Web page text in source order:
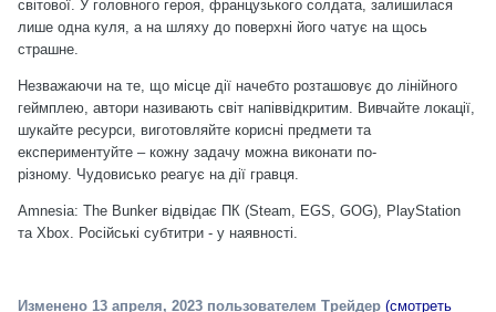
світової. У головного героя, французького солдата, залишилася
лише одна куля, а на шляху до поверхні його чатує на щось
страшне.
Незважаючи на те, що місце дії начебто розташовує до лінійного
геймплею, автори називають світ напіввідкритим. Вивчайте локації,
шукайте ресурси, виготовляйте корисні предмети та
експериментуйте – кожну задачу можна виконати по-
різному. Чудовисько реагує на дії гравця.
Amnesia: The Bunker відвідає ПК (Steam EGS GOG), PlayStation
та Xbox. Російські субтитри - у наявності.
Изменено 13 апреля, 2023 пользователем Трейдер (смотреть